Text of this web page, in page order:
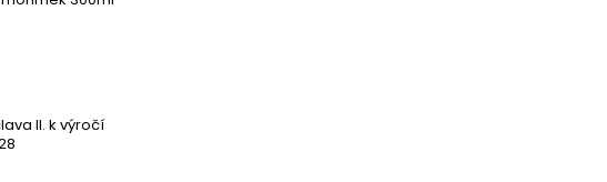
II. k výročí